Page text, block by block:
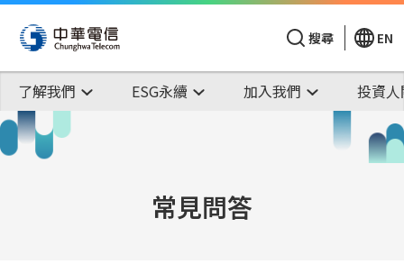
搜尋 EN
了解我們 ESG永續 加入我們 投資
常見問答